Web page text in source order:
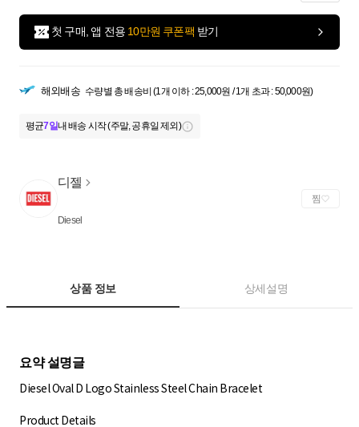
첫 구매, 앱 전용 10만원 쿠폰팩 받기
해외배송 수량별 총 배송비 (1개 이하 : 25,000원 / 1개 초과 : 50,000원)
평균7일내 배송 시작 (주말, 공휴일 제외)
디젤
Diesel
찜
상품 정보 상세설명
요약 설명글
Diesel Oval D Logo Stainless Steel Chain Bracelet
Product Details